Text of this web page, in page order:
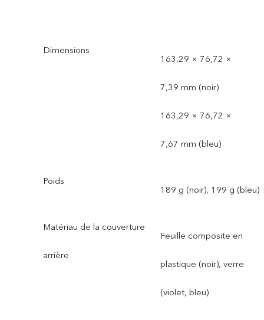
Dimensions
163,29 × 76,72 ×
7,39 mm (noir)
163,29 × 76,72 ×
7,67 mm (bleu)
Poids
189 g (noir), 199 g (bleu)
Matériau de la couverture
arrière
Feuille composite en
plastique (noir), verre
(violet, bleu)